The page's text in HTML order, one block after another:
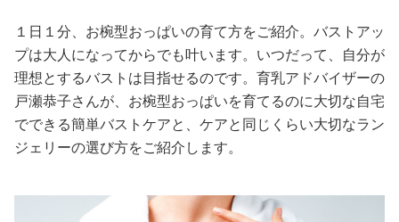
恋愛/結婚/離婚
美容/健康
ワークスタイル
１日１分、お椀型おっぱいの育て方をご紹介。バストアッ
プは大人になってからでも叶います。いつだって、自分が
理想とするバストは目指せるのです。育乳アドバイザーの
戸瀬恭子さんが、お椀型おっぱいを育てるのに大切な自宅
でできる簡単バストケアと、ケアと同じくらい大切なラン
ジェリーの選び方をご紹介します。